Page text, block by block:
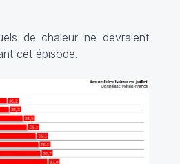
de chaleur ne devraient
cet épisode.